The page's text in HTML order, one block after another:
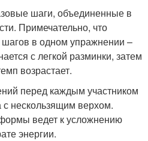
шаги, объединенные в
Примечательно, что
в одном упражнении –
с легкой разминки, затем
возрастает.
перед каждым участником
нескользящим верхом.
ведет к усложнению
энергии.